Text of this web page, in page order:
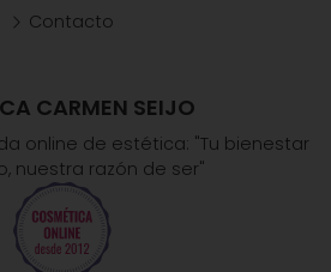
CARMEN SEIJO
online de estética: "Tu bienestar
nuestra razón de ser"
Contacto